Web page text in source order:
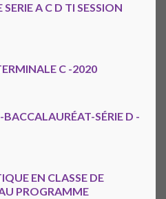
A C D TI SESSION
C -2020
BACCALAURÉAT-SÉRIE D -
EN CLASSE DE
PROGRAMME